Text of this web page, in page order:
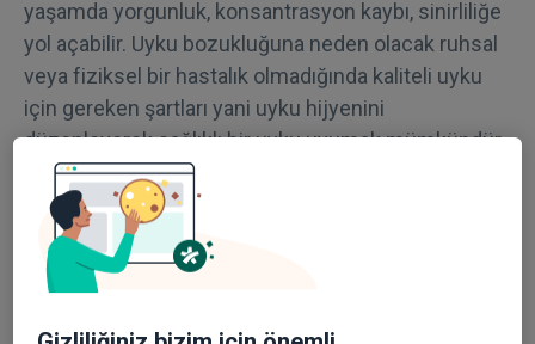
yaşamda yorgunluk, konsantrasyon kaybı, sinirliliğe
yol açabilir. Uyku bozukluğuna neden olacak ruhsal
veya fiziksel bir hastalık olmadığında kaliteli uyku
için gereken şartları yani uyku hijyenini
düzenleyerek sağlıklı bir uyku uyumak mümkündür.
Uyku Hijyeni Nasıl Sağlanır?
–Geceleri hep aynı saatte yatıp, sabahları hep aynı
saatte kalkmak (hafta sonları da bu düzeni